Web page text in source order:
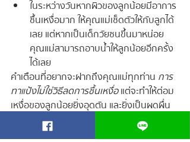
ในระหว่างวันหากผิวของลูกน้อยมีอาการ
ชื้นเหงื่อมาก ให้คุณแม่เช็ดตัวให้กับลูกได้
เลย แต่หากเป็นเด็กวัยซนขึ้นมาหน่อย
คุณแม่สามารถอาบน้ำให้ลูกน้อยอีกครั้ง
ได้เลย
คำเตือนที่อยากจะฝากถึงคุณแม่ทุกท่าน การ
ทาแป้งไม่ใช่วิธีลดการชื้นเหงื่อ แต่จะทำให้ต่อม
เหงื่อของลูกน้อยยิ่งอุดตัน และยิ่งเป็นผดผื่น
มากขึ้น รวมไปถึงอาจจะอักเสบเห่อแดงมากยิ่ง
ขึ้นอีกด้วย เพราะฉะนั้น
ห้ามทาแป้งเด็ดขาด!!